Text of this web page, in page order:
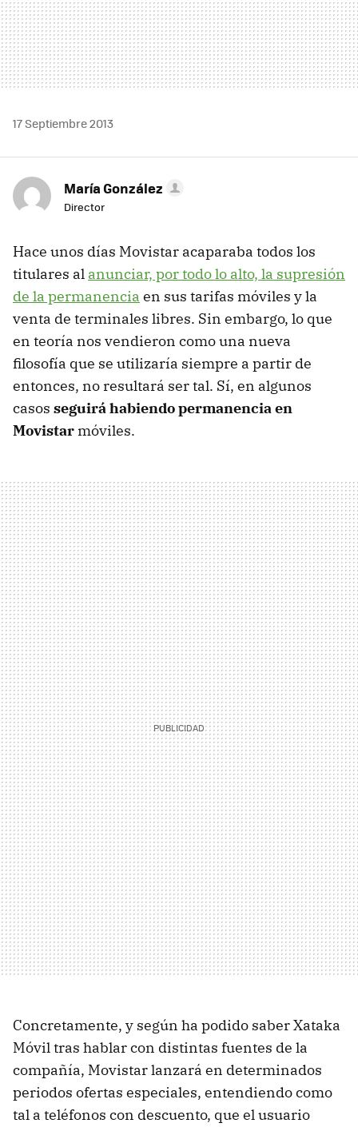
17 Septiembre 2013
María González
Director
Hace unos días Movistar acaparaba todos los
titulares al anunciar, por todo lo alto, la supresión
de la permanencia en sus tarifas móviles y la
venta de terminales libres. Sin embargo, lo que
en teoría nos vendieron como una nueva
filosofía que se utilizaría siempre a partir de
entonces, no resultará ser tal. Sí, en algunos
casos seguirá habiendo permanencia en
Movistar móviles.
Concretamente, y según ha podido saber Xataka
Móvil tras hablar con distintas fuentes de la
compañía, Movistar lanzará en determinados
periodos ofertas especiales, entendiendo como
tal a teléfonos con descuento, que el usuario